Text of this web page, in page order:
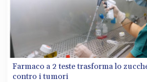
Farmaco a 2 teste trasforma lo
contro i tumori